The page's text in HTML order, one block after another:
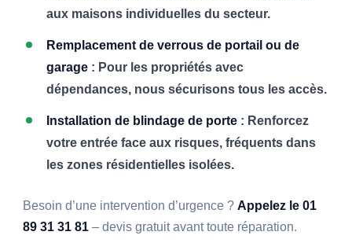
aux maisons individuelles du secteur.
Remplacement de verrous de portail ou de
garage : Pour les propriétés avec
dépendances, nous sécurisons tous les accès.
Installation de blindage de porte : Renforcez
votre entrée face aux risques, fréquents dans
les zones résidentielles isolées.
Besoin d’une intervention d’urgence ?Appelez le 01
89 31 31 81 – devis gratuit avant toute réparation.